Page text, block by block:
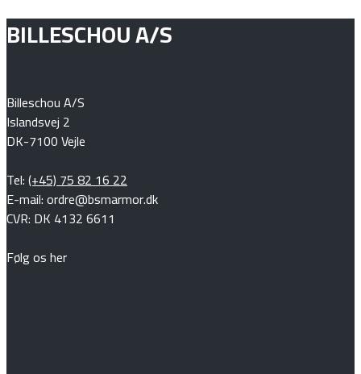
BILLESCHOU A/S
Billeschou A/S
Islandsvej 2
DK-7100 Vejle
Tel:(+45) 75 82 16 22
E-mail: ordre@bsmarmor.dk
CVR: DK 4132 6611
Følg os her